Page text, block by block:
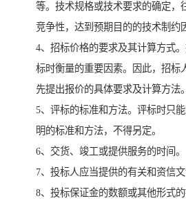
等。技术规格或技术要求的确定，
竞争性，达到预期目的的技术制约
4、招标价格的要求及其计算方式
标时衡量的重要因素。因此，招标
先提出报价的具体要求及计算方法。
5、评标的标准和方法。评标时只
明的标准和方法，不得另定。
6、交货、竣工或提供服务的时间。
7、投标人应当提供的有关和资信文
8、投标保证金的数额或其他形式